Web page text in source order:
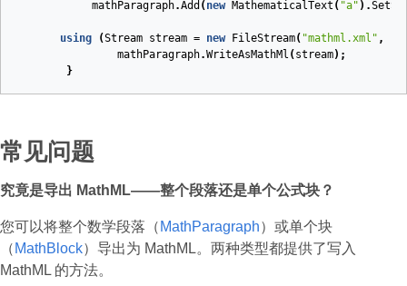
mathParagraph.Add ( new MathematicalText ( "a" ).
using (Stream stream = new FileStream( "mathml.xml" ,
mathParagraph.WriteAsMathMl ( stream);
}
常见问题
究竟是导出 MathML——整个段落还是单个公式块？
您可以将整个数学段落（ MathParagraph）或单个块
（ MathBlock）导出为 MathML。两种类型都提供了写入
MathML 的方法。